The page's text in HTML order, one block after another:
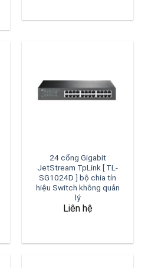
24 cổng Gigabit
JetStream TpLink [ TL-
SG1024D ] bộ chia tín
hiệu Switch không quản
lý
Liên hệ